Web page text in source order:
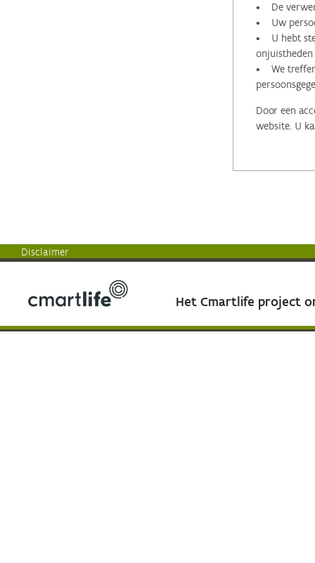
• De
• Uw
• U hebt
onjuistheden
• We treffen
Door een
website. U
Disclaimer
Het Cmartlife project